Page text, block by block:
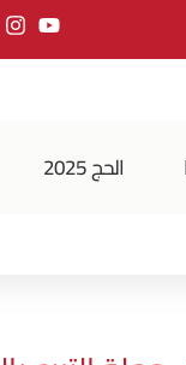
الحج 2025